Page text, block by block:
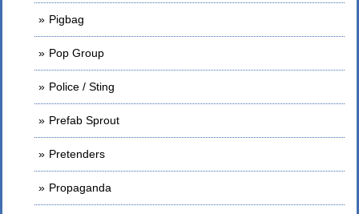
Pigbag
Pop Group
Police / Sting
Prefab Sprout
Pretenders
Propaganda